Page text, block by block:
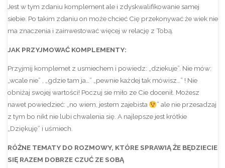
Jest w tym zdaniu komplement ale i zdyskwalifikowanie samej
siebie. Po takim zdaniu on może chcieć Cię przekonywać że wiek nie
ma znaczenia i zainwestować więcej w relację z Tobą.
JAK PRZYJMOWAĆ KOMPLEMENTY:
Przyjmij komplemet z usmiechem i powiedz: „dziekuje”. Nie mów:
„wcale nie” , „gdzie tam ja…” „pewnie każdej tak mówisz…” ! Nie
obniżaj swojej wartości! Poczuj sie miło ze Cie docenił. Możesz
nawet powiedzieć: „no wiem, jestem zajebista
” ale nie przesadzaj
z tym bo nikt nie lubi chwalenia się. A najlepsze jest krótkie
„Dziękuję” i uśmiech.
RÓŻNE TEMATY DO ROZMOWY, KTÓRE SPRAWIĄ ŻE BĘDZIECIE
SIĘ RAZEM DOBRZE CZUĆ ZE SOBĄ